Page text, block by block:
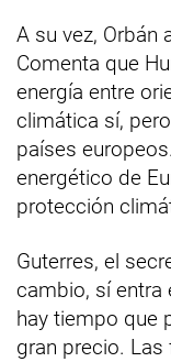
A su vez, Orbán
Comenta que
energía entre
climática sí,
países
energético de
protección
Guterres, el
cambio, sí entra
hay tiempo que
gran precio.